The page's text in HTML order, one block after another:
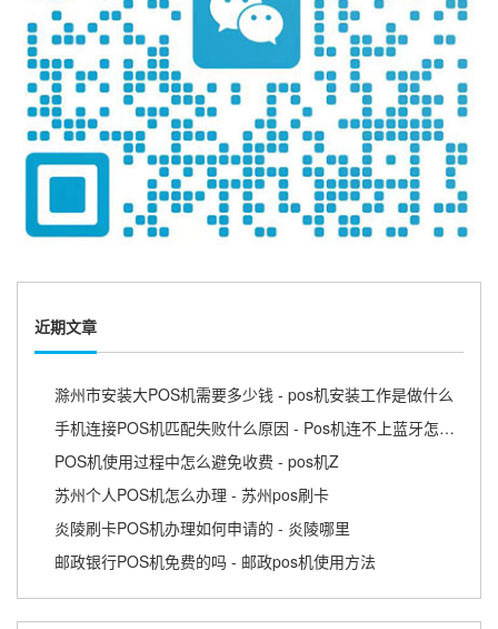
近期文章
滁州市安装大POS机需要多少钱 - pos机安装工作是做什么
手机连接POS机匹配失败什么原因 - Pos机连不上蓝牙怎么回事
POS机使用过程中怎么避免收费 - pos机Z
苏州个人POS机怎么办理 - 苏州pos刷卡
炎陵刷卡POS机办理如何申请的 - 炎陵哪里
邮政银行POS机免费的吗 - 邮政pos机使用方法